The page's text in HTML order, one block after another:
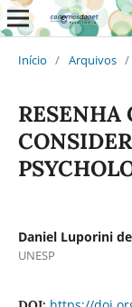
Início / Arquivos /
RESENHA
Daniel Luporini
UNESP